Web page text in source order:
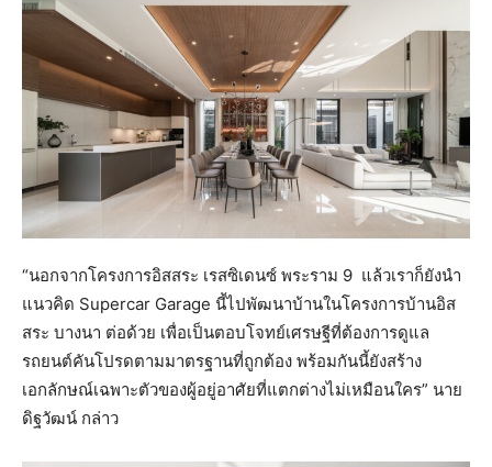
“นอกจากโครงการอิสสระ เรสซิเดนซ์ พระราม 9 แล้วเราก็ยังนำ
แนวคิด Supercar Garage นี้ไปพัฒนาบ้านในโครงการบ้านอิส
สระ บางนา ต่อด้วย เพื่อเป็นตอบโจทย์เศรษฐีที่ต้องการดูแล
รถยนต์คันโปรดตามมาตรฐานที่ถูกต้อง พร้อมกันนี้ยังสร้าง
เอกลักษณ์เฉพาะตัวของผู้อยู่อาศัยที่แตกต่างไม่เหมือนใคร” นาย
ดิฐวัฒน์ กล่าว